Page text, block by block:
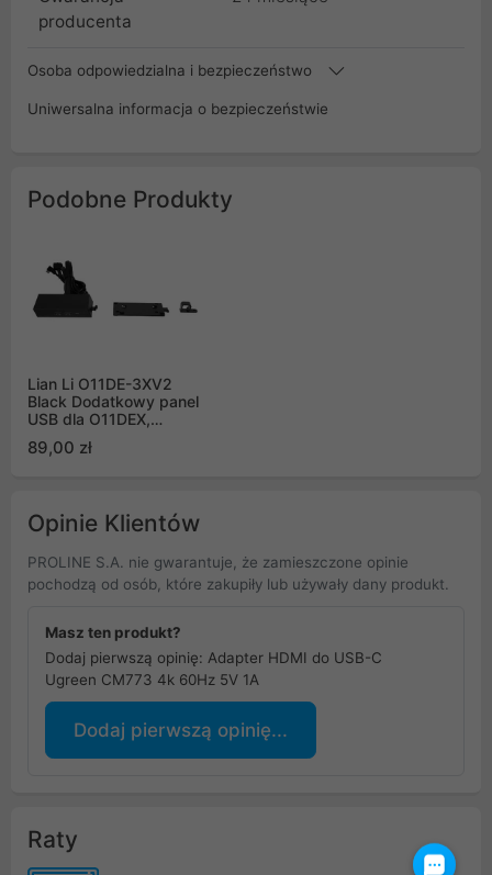
producenta
Osoba odpowiedzialna i bezpieczeństwo
Uniwersalna informacja o bezpieczeństwie
Podobne Produkty
Lian Li O11DE-3XV2
Black Dodatkowy panel
USB dla O11DEX,
89,00 zł
Opinie Klientów
PROLINE S.A. nie gwarantuje, że zamieszczone opinie
pochodzą od osób, które zakupiły lub używały dany produkt.
Masz ten produkt?
Dodaj pierwszą opinię: Adapter HDMI do USB-C
Ugreen CM773 4k 60Hz 5V 1A
Dodaj pierwszą opinię...
Raty